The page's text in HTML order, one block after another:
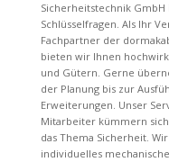
Sicherheitstechnik
Schlüsselfragen. Als Ihr
Fachpartner der
bieten wir Ihnen
und Gütern. Gerne
der Planung bis zur
Erweiterungen. Unser
Mitarbeiter kümmern
das Thema Sicherheit.
individuelles